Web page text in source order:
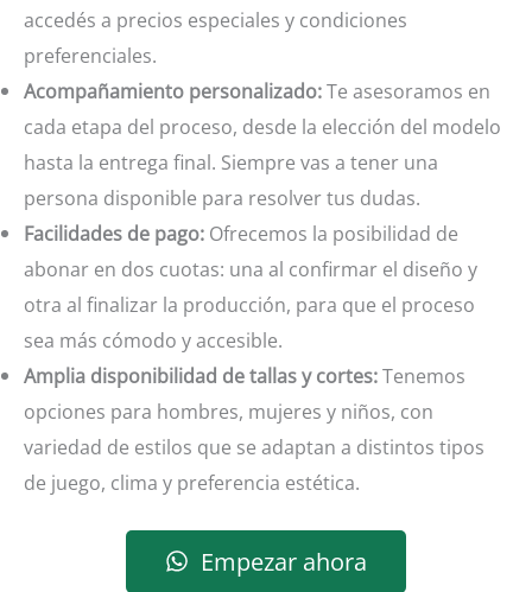
accedés a precios especiales y condiciones
preferenciales.
Acompañamiento personalizado:Te asesoramos en
cada etapa del proceso, desde la elección del modelo
hasta la entrega final. Siempre vas a tener una
persona disponible para resolver tus dudas.
Facilidades de pago: Ofrecemos la posibilidad de
abonar en dos cuotas: una al confirmar el diseño y
otra al finalizar la producción, para que el proceso
sea más cómodo y accesible.
Amplia disponibilidad de tallas y cortes:Tenemos
opciones para hombres, mujeres y niños, con
variedad de estilos que se adaptan a distintos tipos
de juego, clima y preferencia estética.
Empezar ahora